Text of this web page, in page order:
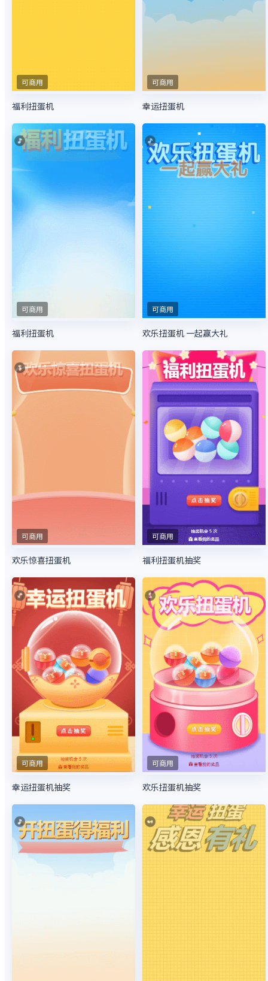
可商用
福利扭蛋机
可商用
幸运扭蛋机
可商用
福利扭蛋机
可商用
欢乐扭蛋机 一起赢大礼
可商用
欢乐惊喜扭蛋机
可商用
福利扭蛋机抽奖
可商用
幸运扭蛋机抽奖
可商用
欢乐扭蛋机抽奖